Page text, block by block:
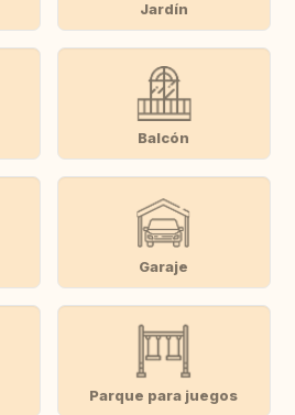
Jardín
Balcón
Garaje
Parque para juegos